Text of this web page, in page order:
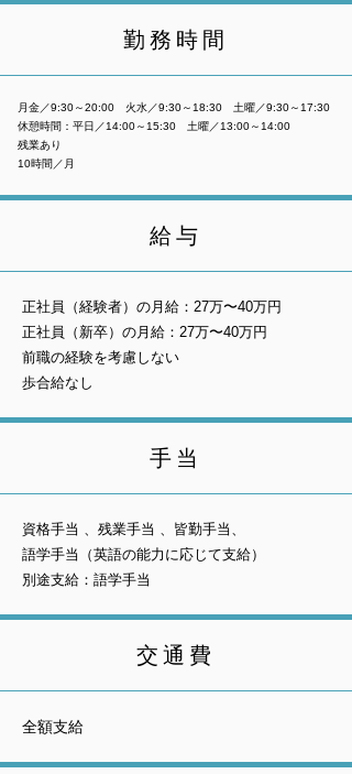
勤務時間
月金／9:30～20:00 火水／9:30～18:30 土曜／9:30～17:30
休憩時間：平日／14:00～15:30 土曜／13:00～14:00
残業あり
10時間／月
給与
正社員（経験者）の月給：27万〜40万円
正社員（新卒）の月給：27万〜40万円
前職の経験を考慮しない
歩合給なし
手当
資格手当 、残業手当 、皆勤手当、
語学手当（英語の能力に応じて支給）
別途支給：語学手当
交通費
全額支給